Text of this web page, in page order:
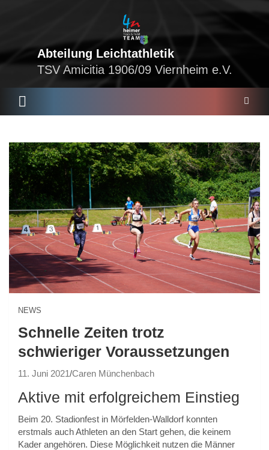
Abteilung Leichtathletik
TSV Amicitia 1906/09 Viernheim e.V.
e
a
r
c
NEWS
Schnelle Zeiten trotz
schwieriger Voraussetzungen
11. Juni 2021 Caren Münchenbach
Aktive mit erfolgreichem Einstieg
Beim 20. Stadionfest in Mörfelden-Walldorf konnten
erstmals auch Athleten an den Start gehen, die keinem
Kader angehören. Diese Möglichkeit nutzen die Männer